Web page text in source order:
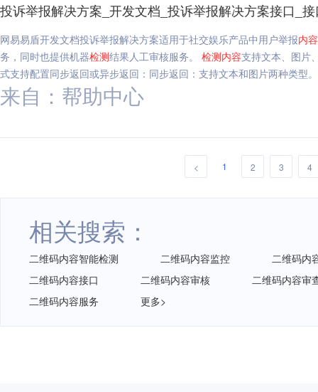
投诉举报解决方案_开发文档_投诉举报解决方案接口_
网易易盾开发文档投诉举报解决方案适用于社交娱乐产品中用户举报内容
务，同时也提供机器检测结果人工审核服务。 检测内容支持文本、图片
式支持配置同步返回或异步返回：同步返回：支持文本和图片两种类型
述
来自：帮助中心
< 1 2 3 4
相关搜索：
二维码内容智能检测 二维码内容监控
二维码内
二维码内容接口
二维码内容审核
二维码内容审
二维码内容服务
更多>